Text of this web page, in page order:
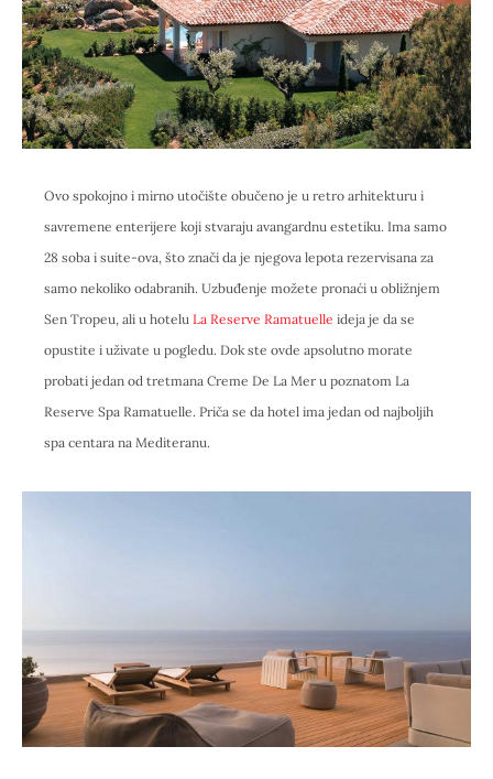
Ovo spokojno i mirno utočište obučeno je u retro arhitekturu i
savremene enterijere koji stvaraju avangardnu estetiku. Ima samo
28 soba i suite-ova, što znači da je njegova lepota rezervisana za
samo nekoliko odabranih. Uzbuđenje možete pronaći u obližnjem
Sen Tropeu, ali u hotelu La Reserve Ramatuelle ideja je da se
opustite i uživate u pogledu. Dok ste ovde apsolutno morate
probati jedan od tretmana Creme De La Mer u poznatom La
Reserve Spa Ramatuelle. Priča se da hotel ima jedan od najboljih
spa centara na Mediteranu.